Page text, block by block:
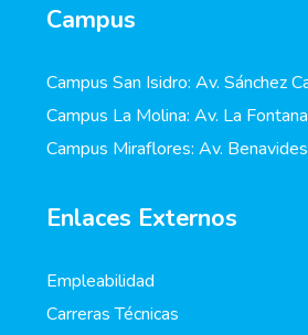
Campus
Campus San Isidro: Av. Sánchez
Campus La Molina: Av. La
Campus Miraflores: Av.
Enlaces Externos
Empleabilidad
Carreras Técnicas